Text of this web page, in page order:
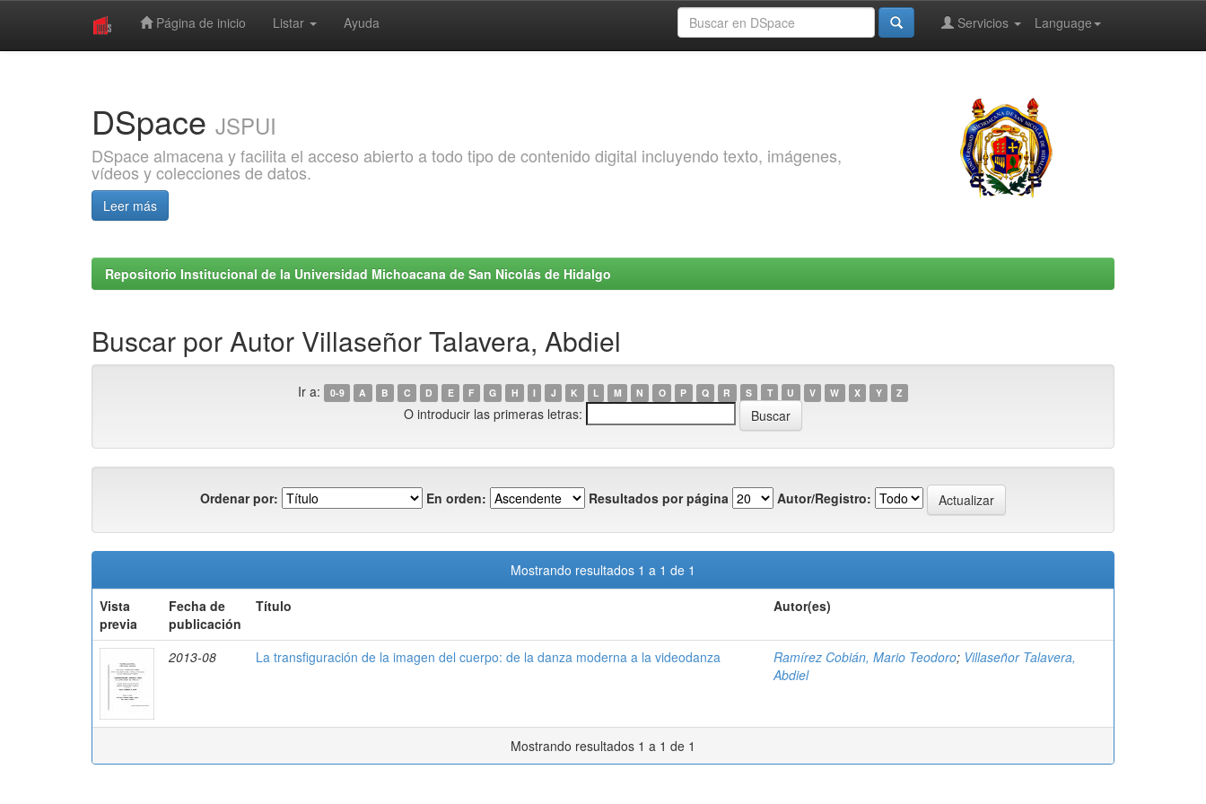
Página de inicio Listar Ayuda Language
Servicios
DSpace JSPUI
DSpace almacena y facilita el acceso abierto a todo tipo de contenido digital incluyendo texto, imágenes,
vídeos y colecciones de datos.
Leer más
Repositorio Institucional de la Universidad Michoacana de San Nicolás de Hidalgo
Buscar por Autor Villaseñor Talavera, Abdiel
Ir a: 0-9 A B C D E F G H I J K L M N O P Q R S T U V W X Y Z
O introducir las primeras letras:
Ordenar por: En orden: Resultados por página Autor/Registro:
Mostrando resultados 1 a 1 de 1
Vista
previa
Fecha de
publicación
Título Autor(es)
2013-08 La transfiguración de la imagen del cuerpo: de la danza moderna a la videodanza Ramírez Cobián, Mario Teodoro; Villaseñor Talavera,
Abdiel
Mostrando resultados 1 a 1 de 1